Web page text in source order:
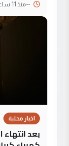
--منذ 11 ساعة
اخبار محلية
بعد انتهاء